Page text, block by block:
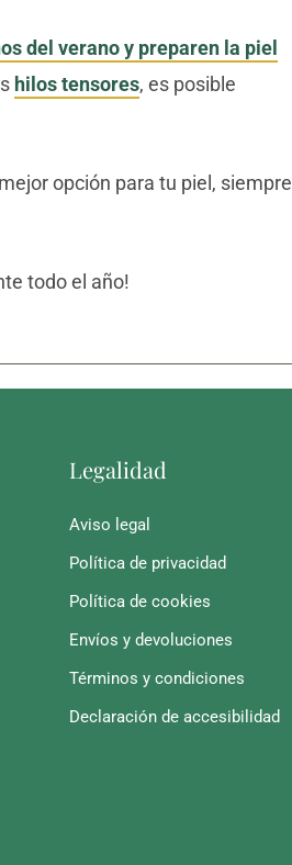
del verano y preparen la piel
hilos tensores, es posible
opción para tu piel, siempre
todo el año!
Legalidad
Aviso legal
Política de privacidad
Política de cookies
Envíos y devoluciones
Términos y condiciones
Declaración de accesibilidad